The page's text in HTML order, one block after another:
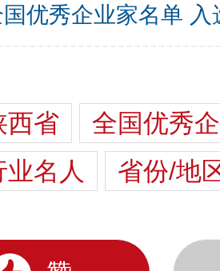
优秀企业家名单 入选全
西省
全国优秀
名人
省份/地